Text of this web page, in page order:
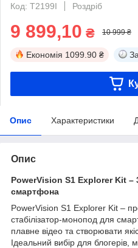
Код: T2199I
Роздріб
9 899,10 ₴ 10 999 ₴
Економія 1099.90 ₴
Опис Характеристики
Опис
PowerVision S1 Explorer Kit –
смартфона
PowerVision S1 Explorer Kit –
стабілізатор-монопод для
плавне відео та створювати
Ідеальний вибір для блогерів,